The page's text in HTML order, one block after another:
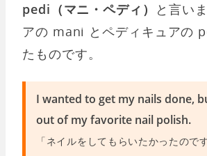
pedi（マニ・ペディ）
と言い
アの mani とペディキュアの
たものです。
I wanted to get my nails done,
out of my favorite nail polish.
「ネイルをしてもらいたかったので